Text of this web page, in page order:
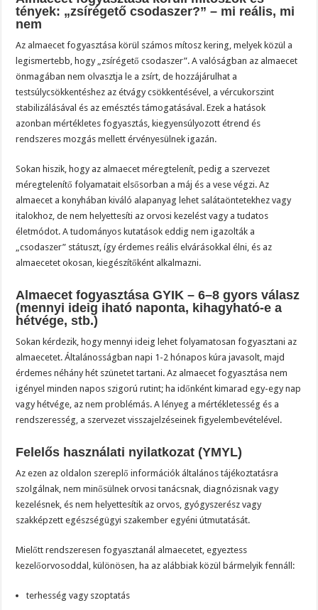
tények: „zsírégető csodaszer?” – mi reális, mi
nem
Az almaecet fogyasztása körül számos mítosz kering, melyek közül a
legismertebb, hogy „zsírégető csodaszer”. A valóságban az almaecet
önmagában nem olvasztja le a zsírt, de hozzájárulhat a
testsúlycsökkentéshez az étvágy csökkentésével, a vércukorszint
stabilizálásával és az emésztés támogatásával. Ezek a hatások
azonban mértékletes fogyasztás, kiegyensúlyozott étrend és
rendszeres mozgás mellett érvényesülnek igazán.
Sokan hiszik, hogy az almaecet méregtelenít, pedig a szervezet
méregtelenítő folyamatait elsősorban a máj és a vese végzi. Az
almaecet a konyhában kiváló alapanyag lehet salátaöntetekhez vagy
italokhoz, de nem helyettesíti az orvosi kezelést vagy a tudatos
életmódot. A tudományos kutatások eddig nem igazolták a
„csodaszer” státuszt, így érdemes reális elvárásokkal élni, és az
almaecetet okosan, kiegészítőként alkalmazni.
Almaecet fogyasztása GYIK – 6–8 gyors válasz
(mennyi ideig iható naponta, kihagyható-e a
hétvége, stb.)
Sokan kérdezik, hogy mennyi ideig lehet folyamatosan fogyasztani az
almaecetet. Általánosságban napi 1-2 hónapos kúra javasolt, majd
érdemes néhány hét szünetet tartani. Az almaecet fogyasztása nem
igényel minden napos szigorú rutint; ha időnként kimarad egy-egy nap
vagy hétvége, az nem problémás. A lényeg a mértékletesség és a
rendszeresség, a szervezet visszajelzéseinek figyelembevételével.
Felelős használati nyilatkozat (YMYL)
Az ezen az oldalon szereplő információk általános tájékoztatásra
szolgálnak, nem minősülnek orvosi tanácsnak, diagnózisnak vagy
kezelésnek, és nem helyettesítik az orvos, gyógyszerész vagy
szakképzett egészségügyi szakember egyéni útmutatását.
Mielőtt rendszeresen fogyasztanál almaecetet, egyeztess
kezelőorvosoddal, különösen, ha az alábbiak közül bármelyik fennáll:
terhesség vagy szoptatás